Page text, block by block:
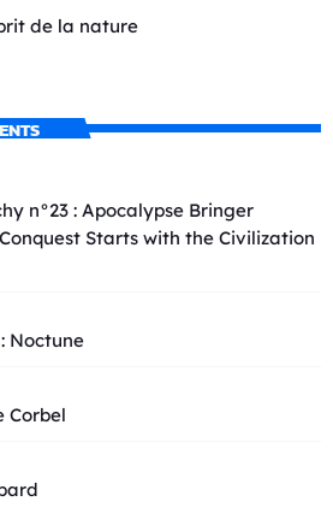
de la nature
n°23 : Apocalypse Bringer
Starts with the Civilization
Noctune
Corbel